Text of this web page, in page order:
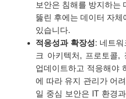
보안은 침해를 방지하는
뚫린 후에는 데이터 자
있습니다.
적응성과 확장성: 네트워
크 아키텍처, 프로토콜,
업데이트하고 적응해야
에 따라 유지 관리가 어
일 중심 보안은 IT 환경